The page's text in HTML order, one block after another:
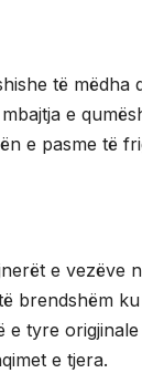
të
e
e pasme të
e vezëve
brendshëm
tyre
e tjera.